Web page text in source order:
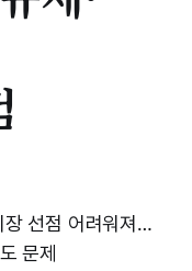
선점 어려워져…
문제